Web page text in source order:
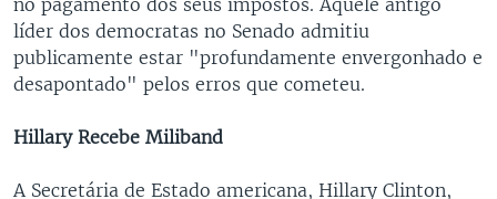
no pagamento dos seus impostos. Aquele antigo
líder dos democratas no Senado admitiu
publicamente estar "profundamente envergonhado e
desapontado" pelos erros que cometeu.
Hillary Recebe Miliband
A Secretária de Estado americana, Hillary Clinton,